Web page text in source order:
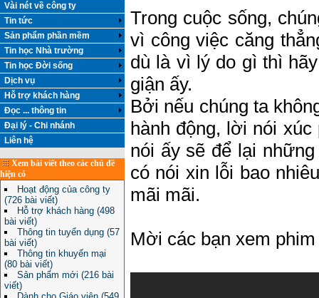
Vài nét về công ty
Tin tức
Sản phẩm phần mềm
Tin học Nhà trường
Tin học Đời sống
Dịch vụ
Hỗ trợ khách hàng
Đọc ... thông tin
Đại lý - Chi nhánh
Liên hệ
Xem bài viết theo các chủ đề
hiện có
Hoạt động của công ty
(726 bài viết)
Hỗ trợ khách hàng (498
bài viết)
Thông tin tuyển dụng (57
bài viết)
Thông tin khuyến mại
(80 bài viết)
Sản phẩm mới (216 bài
viết)
Trong cuộc sống,
vì công việc căng
dù là vì lý do gì thì
giận ấy.
Bởi nếu chúng ta
hành động, lời nói
nói ấy sẽ để lại
có nói xin lỗi bao
mãi mãi.
Mời các bạn xem phim